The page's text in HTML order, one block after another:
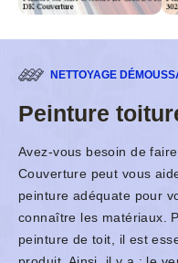
NETTOYAGE
Peinture
Avez-vous besoin de
Couverture peut vous
peinture adéquate pour
connaître les matériaux.
peinture de toit, il est